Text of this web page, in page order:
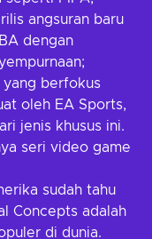
angsuran baru
dengan
berfokus
oleh EA Sports,
jenis khusus ini.
seri video game
sudah tahu
Concepts adalah
di dunia.